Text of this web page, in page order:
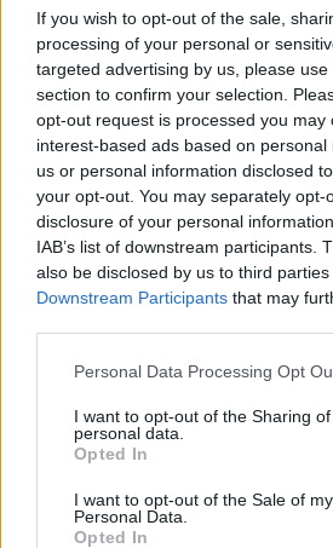
If you wish to opt-out of the sale,
processing of your personal or
targeted advertising by us, please
section to confirm your selection.
opt-out request is processed you may
interest-based ads based on
us or personal information disclosed
your opt-out. You may separately opt-
disclosure of your personal
IAB’s list of downstream participants.
also be disclosed by us to third
Downstream Participants that may
Personal Data Processing Opt
I want to opt-out of the Sharing
personal data.
Opted In
I want to opt-out of the Sale of my
Personal Data.
Opted In